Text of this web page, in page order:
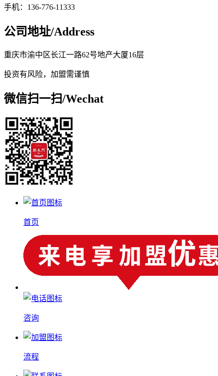
手机：136-776-11333
公司地址/Address
重庆市渝中区长江一路62号地产大厦16层
投资有风险，加盟需谨慎
微信扫一扫/Wechat
首页
咨询
流程